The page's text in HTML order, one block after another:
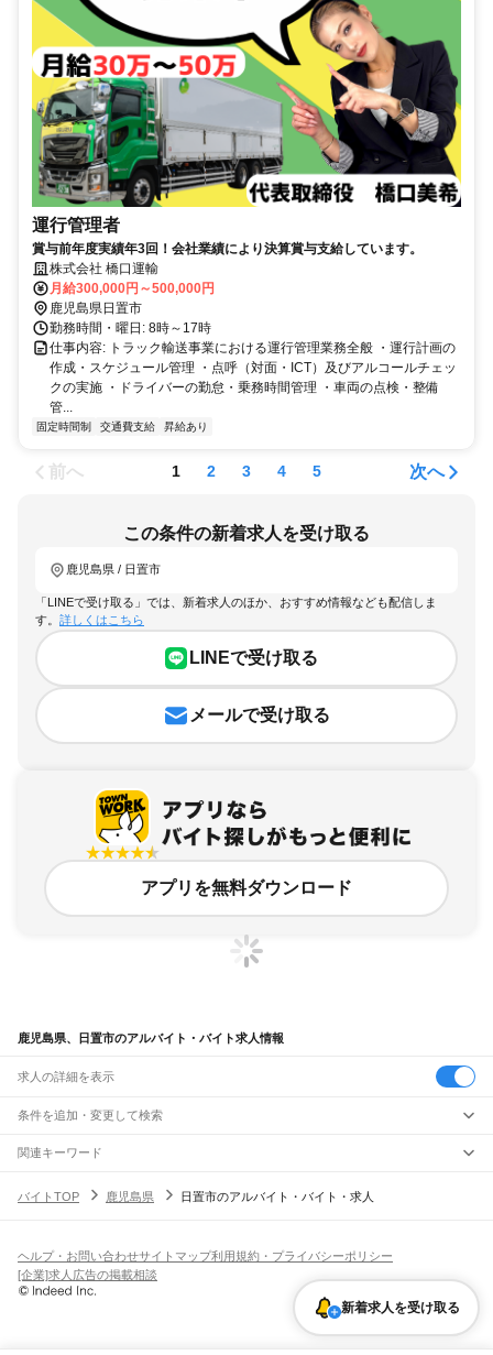
運行管理者
賞与前年度実績年3回！会社業績により決算賞与支給しています。
株式会社 橋口運輸
月給300,000円～500,000円
鹿児島県日置市
勤務時間・曜日: 8時～17時
仕事内容: トラック輸送事業における運行管理業務全般 ・運行計画の
作成・スケジュール管理 ・点呼（対面・ICT）及びアルコールチェッ
クの実施 ・ドライバーの勤怠・乗務時間管理 ・車両の点検・整備
管...
固定時間制 交通費支給 昇給あり
前へ 1 2 3 4 5 次へ
この条件の新着求人を受け取る
鹿児島県 / 日置市
「LINEで受け取る」では、新着求人のほか、おすすめ情報なども配信しま
す。 詳しくはこちら
LINEで受け取る
メールで受け取る
アプリを無料ダウンロード
鹿児島県、日置市のアルバイト・バイト求人情報
求人の詳細を表示
条件を追加・変更して検索
市区町村を追加・変更
鹿児島県
すべて
伊佐市姶良市鹿児島郡 薩摩郡出水郡姶良郡曽於郡肝属郡 熊毛郡
駅を追加・変更
川内駅 隈之城駅 木場茶屋駅 串木野駅神村学園前駅 市来駅 湯之元駅
伊集院駅薩摩松元駅上伊集院駅広木駅鹿児島中央駅鹿児島駅
JR日豊本線(佐伯～鹿児島中央)
霧島神宮駅 国分駅隼人駅加治木駅錦江駅
鹿児島中央駅
飲食・フードサービス
飲食・フードサービス
ホールスタッフ
皿洗い・洗い場精肉・鮮魚加工
バー（BAR）・バーテンダー
飲食店（店長・マネージャー）
特徴を追加・変更
人気
髪型・髪色自由ひげOKネイルOK
留学生・外国人活躍中
関連キーワード
バイトTOP
鹿児島県 日置市のアルバイト・バイト・求人
新着求人を受け取る
ヘルプ・お問い合わせサイトマップ利用規約・プライバシーポリシー
[企業]求人広告の掲載相談